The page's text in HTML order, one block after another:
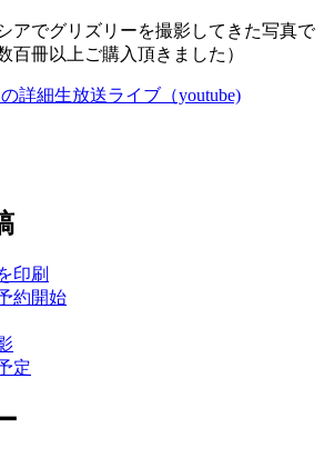
アでグリズリーを撮影してきた写真で
百冊以上ご購入頂きました）
詳細生放送ライブ（youtube)
印刷
約開始
定